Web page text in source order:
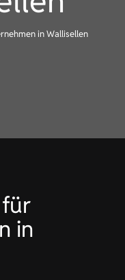
in Wallisellen
in